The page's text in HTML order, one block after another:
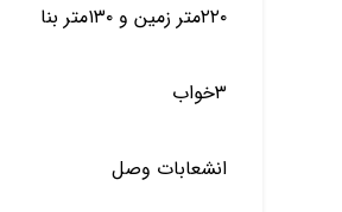
۲۲۰متر زمین و ۱۳۰متر بنا
۳خواب
انشعابات وصل